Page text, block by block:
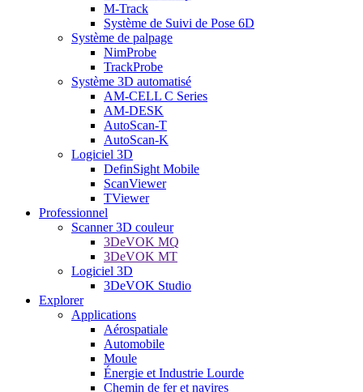
M-Track
Système de Suivi de Pose 6D
Système de palpage
NimProbe
TrackProbe
Système 3D automatisé
AM-CELL C Series
AM-DESK
AutoScan-T
AutoScan-K
Logiciel 3D
DefinSight Mobile
ScanViewer
TViewer
Professionnel
Scanner 3D couleur
3DeVOK MQ
3DeVOK MT
Logiciel 3D
3DeVOK Studio
Explorer
Applications
Aérospatiale
Automobile
Moule
Énergie et Industrie Lourde
Chemin de fer et navires